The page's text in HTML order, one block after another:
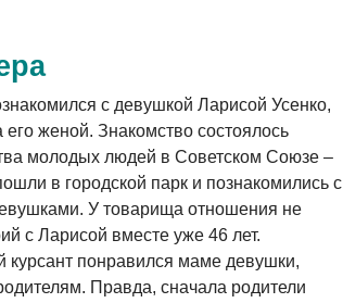
с девушкой Ларисой Усенко,
его женой. Знакомство состоялось
молодых людей в Советском Союзе –
в городской парк и познакомились с
У товарища отношения не
с Ларисой вместе уже 46 лет.
курсант понравился маме девушки,
Правда, сначала родители